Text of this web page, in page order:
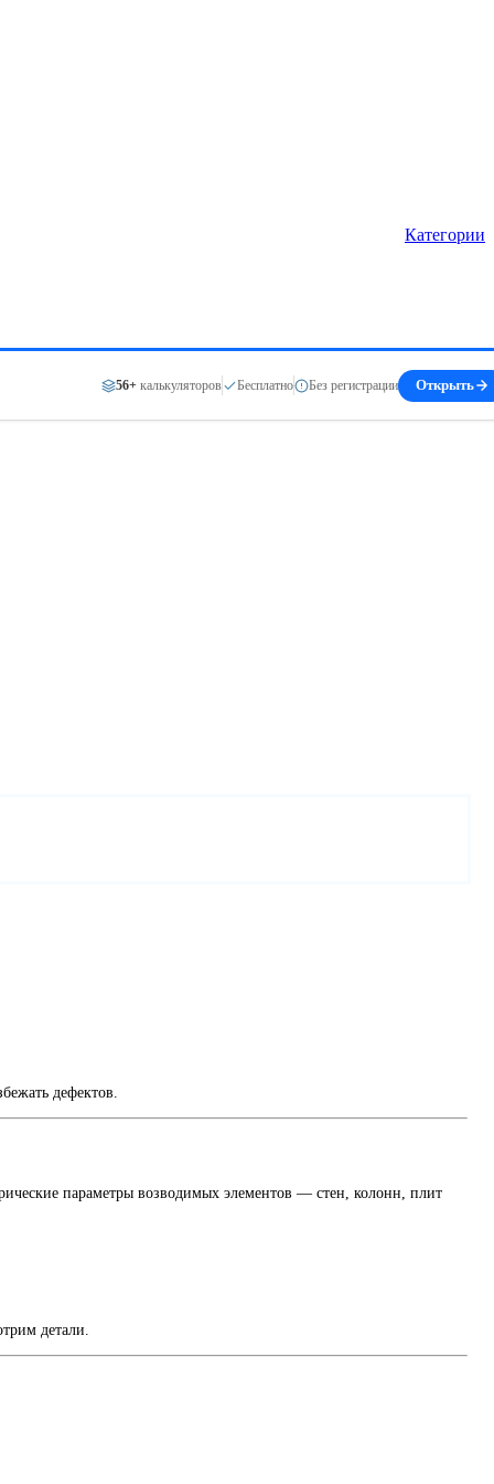
Категории
56+ калькуляторов Бесплатно Без регистрации Открыть
дефектов.
параметры возводимых элементов — стен, колонн, плит
детали.